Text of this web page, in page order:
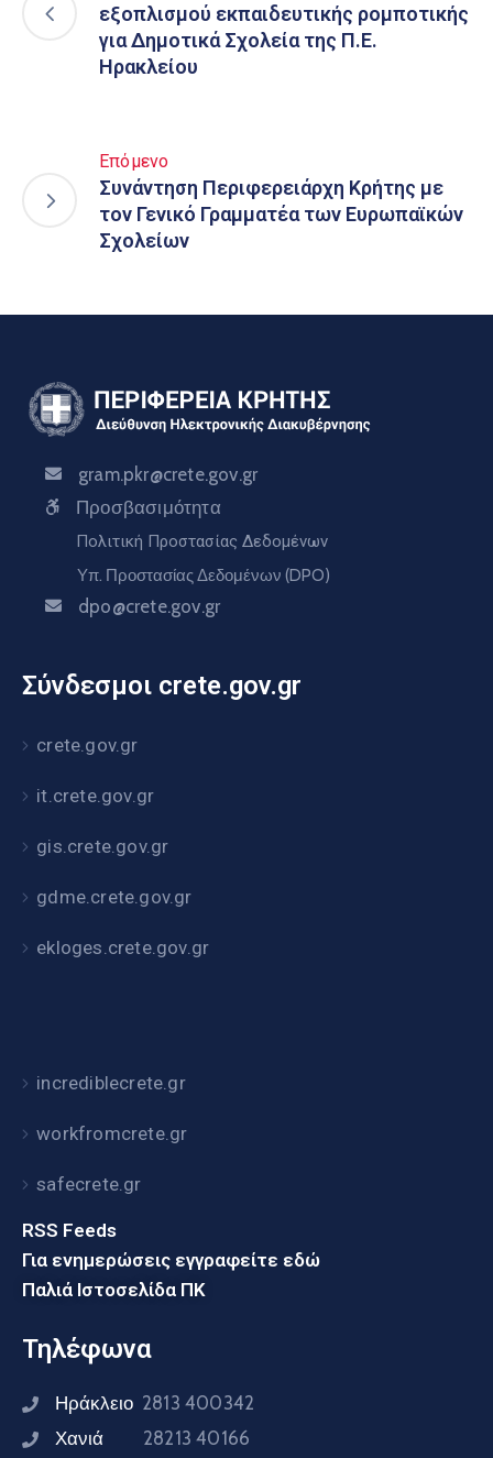
εξοπλισμού εκπαιδευτικής ρομποτικής
για Δημοτικά Σχολεία της Π.Ε.
Ηρακλείου
Επόμενο
Συνάντηση Περιφερειάρχη Κρήτης με
τον Γενικό Γραμματέα των Ευρωπαϊκών
Σχολείων
gram.pkr@crete.gov.gr
Προσβασιμότητα
Πολιτική Προστασίας Δεδομένων
Υπ. Προστασίας Δεδομένων (DPO)
dpo@crete.gov.gr
Σύνδεσμοι crete.gov.gr
crete.gov.gr
it.crete.gov.gr
gis.crete.gov.gr
gdme.crete.gov.gr
ekloges.crete.gov.gr
incrediblecrete.gr
workfromcrete.gr
safecrete.gr
RSS Feeds
Για ενημερώσεις εγγραφείτε εδώ
Παλιά Ιστοσελίδα ΠΚ
Τηλέφωνα
Ηράκλειο 2813 400342
Χανιά 28213 40166